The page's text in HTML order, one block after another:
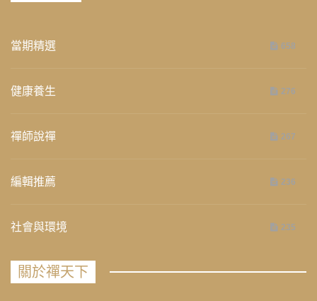
當期精選 658
健康養生 276
禪師說禪 267
編輯推薦 236
社會與環境 235
關於禪天下